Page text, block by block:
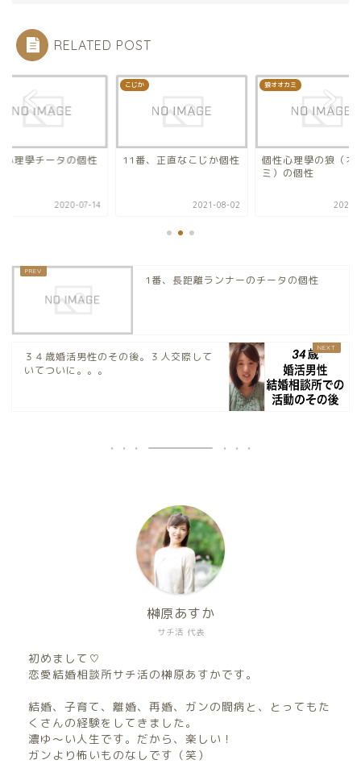
RELATED POST
心理學チータの個性
2020-07-14
こじか
11番、正直なこじか個性
2021-08-02
狼オオカミ
個性心理學の狼（オ
ミ）の個性
2020-
1番、長距離ランナーのチータの個性
３４歳婚活男性のその後。３人交際して
いてついに。。。
サチ活 代表
榊原あすか
初めまして♡
恋愛結婚相談所サチ活の榊原あすかです。
結婚、子育て、離婚、再婚、ガンの闘病と、とってもた
くさんの経験をしてきました。
濃ゆ〜い人生です。だから、楽しい！
ガンより怖いものなしです（笑）